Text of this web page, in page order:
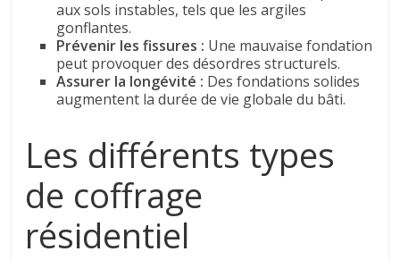
aux sols instables, tels que les argiles
gonflantes.
Prévenir les fissures : Une mauvaise fondation
peut provoquer des désordres structurels.
Assurer la longévité : Des fondations solides
augmentent la durée de vie globale du bâti.
Les différents types
de coffrage
résidentiel